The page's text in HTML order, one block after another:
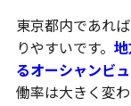
東京都内であれ
りやすいです。
るオーシャンビ
働率は大きく変